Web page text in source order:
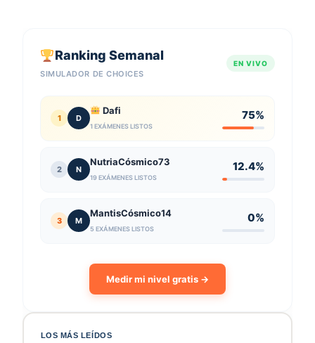
Ranking Semanal
SIMULADOR DE CHOICES
EN VIVO
1 D
Dafi
1 EXÁMENES LISTOS
75%
2 N
NutriaCósmico73
19 EXÁMENES LISTOS
12.4%
3 M
MantisCósmico14
5 EXÁMENES LISTOS
0%
Medir mi nivel gratis →
LOS MÁS LEÍDOS